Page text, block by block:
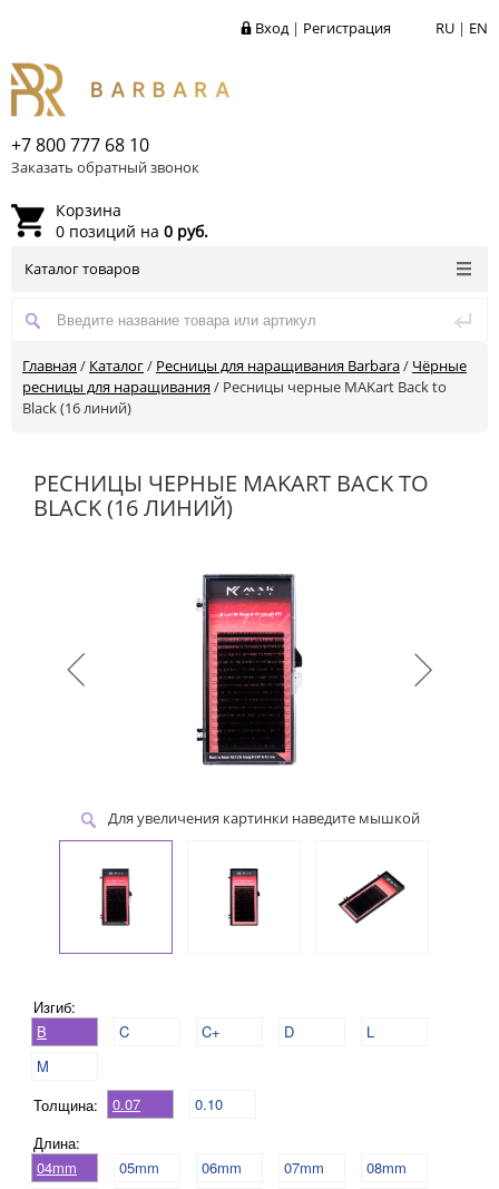
RU | EN
Вход| Регистрация
+7 800 777 68 10
Заказать обратный звонок
Корзина
0 позиций на 0 руб.
Каталог товаров
Главная / Каталог/ Ресницы для наращивания Barbara/ Чёрные
ресницы для наращивания / Ресницы черные MAKart Back to
Black (16 линий)
РЕСНИЦЫ ЧЕРНЫЕ MAKART BACK TO
BLACK (16 ЛИНИЙ)
Для увеличения картинки наведите мышкой
Изгиб:
B
C C+ D
L
M
Толщина:
0.07
0.10
Длина:
04mm
05mm 06mm 07mm
08mm